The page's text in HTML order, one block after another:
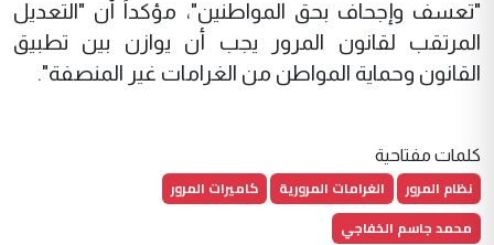
"تعسف وإجحاف بحق المواطنين"، مؤكداً أن "التعديل
المرتقب لقانون المرور يجب أن يوازن بين تطبيق
القانون وحماية المواطن من الغرامات غير المنصفة".
كلمات مفتاحية
نظام المرور الغرامات المرورية
كاميرات المرور
محمد جاسم الخفاجي